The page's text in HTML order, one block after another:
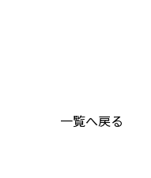
一覧へ戻る